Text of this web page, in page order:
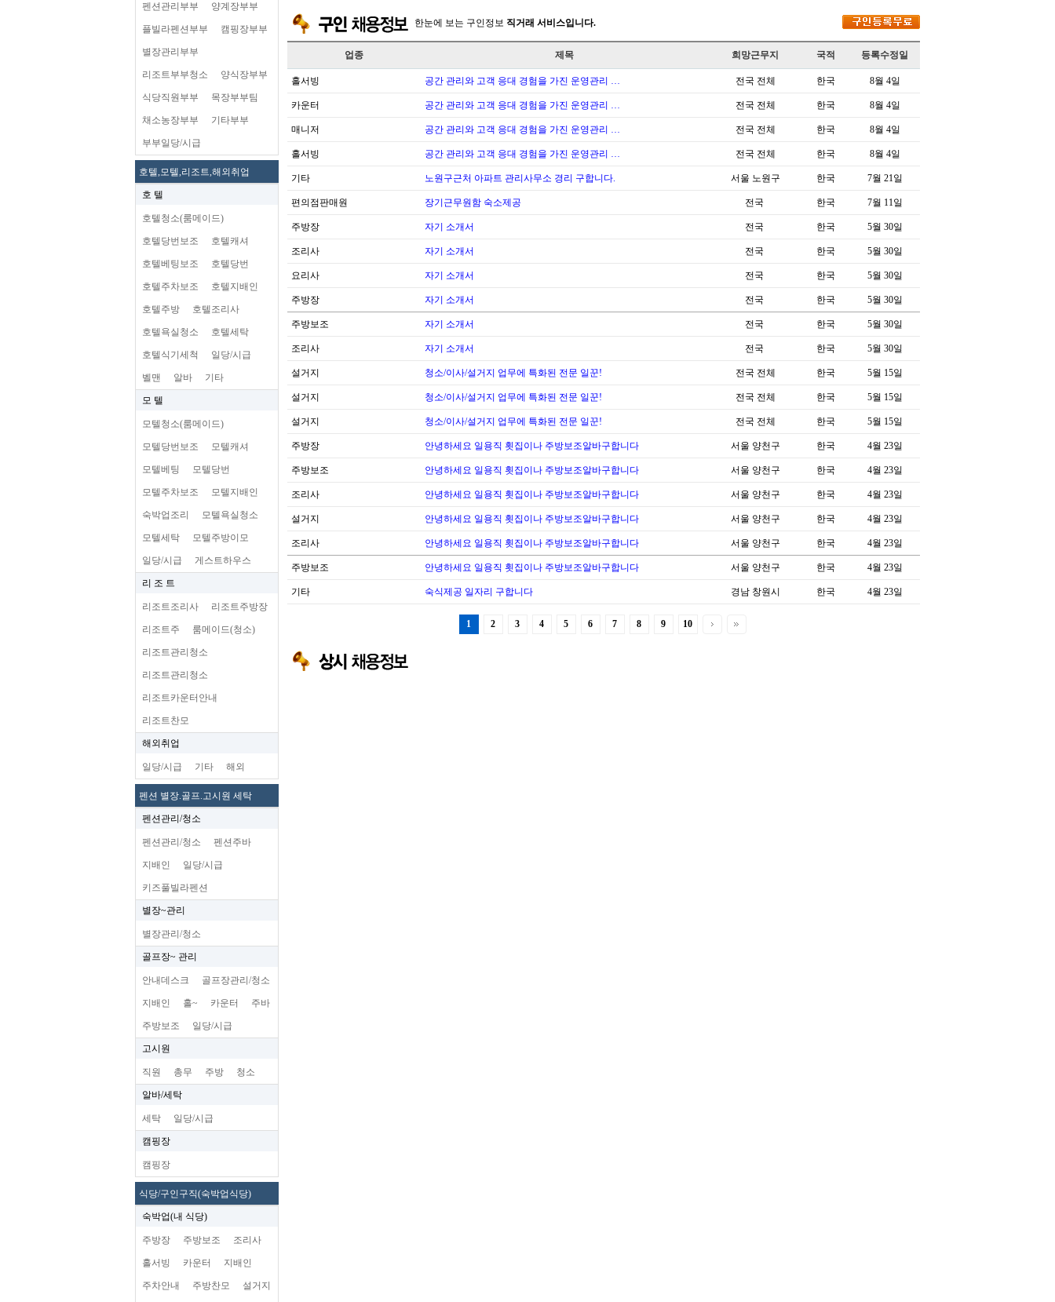
펜션관리부부 양계장부부
플빌라펜션부부 캠핑장부부
별장관리부부
리조트부부청소 양식장부부
식당직원부부 목장부부팀
채소농장부부 기타부부
부부일당/시급
호텔,모텔,리조트,해외취업
호 텔
호텔청소(룸메이드)
호텔당번보조 호텔캐셔
호텔베팅보조 호텔당번
호텔주차보조 호텔지배인
호텔주방 호텔조리사
호텔욕실청소 호텔세탁
호텔식기세척 일당/시급
벨맨 알바 기타
모 텔
모텔청소(룸메이드)
모텔당번보조 모텔캐셔
모텔베팅 모텔당번
모텔주차보조 모텔지배인
숙박업조리 모텔욕실청소
모텔세탁 모텔주방이모
일당/시급 게스트하우스
리 조 트
리조트조리사 리조트주방장
리조트주 룸메이드(청소)
리조트관리청소
리조트관리청소
리조트카운터안내
리조트찬모
해외취업
일당/시급 기타 해외
펜션 별장.골프.고시원 세탁
펜션관리/청소
펜션관리/청소 펜션주바
지배인 일당/시급
키즈풀빌라펜션
별장~관리
별장관리/청소
골프장~ 관리
안내데스크 골프장관리/청소
지배인 홀~ 카운터 주바
주방보조 일당/시급
고시원
직원 총무 주방 청소
알바/세탁
세탁 일당/시급
캠핑장
캠핑장
식당/구인구직(숙박업식당)
숙박업(내 식당)
주방장 주방보조 조리사
홀서빙 카운터 지배인
주차안내 주방찬모 설거지
한눈에 보는 구인정보 직거래 서비스입니다.
업종 제목 희망근무지 국적 등록수정일
홀서빙 공간 관리와 고객 응대 경험을 가진 운영관리 … 전국 전체 한국 8월 4일
카운터 공간 관리와 고객 응대 경험을 가진 운영관리 … 전국 전체 한국 8월 4일
매니저 공간 관리와 고객 응대 경험을 가진 운영관리 … 전국 전체 한국 8월 4일
홀서빙 공간 관리와 고객 응대 경험을 가진 운영관리 … 전국 전체 한국 8월 4일
기타 노원구근처 아파트 관리사무소 경리 구합니다. 서울 노원구 한국 7월 21일
편의점판매원 장기근무원함 숙소제공 전국 한국 7월 11일
주방장 자기 소개서 전국 한국 5월 30일
조리사 자기 소개서 전국 한국 5월 30일
요리사 자기 소개서 전국 한국 5월 30일
주방장 자기 소개서 전국 한국 5월 30일
주방보조 자기 소개서 전국 한국 5월 30일
조리사 자기 소개서 전국 한국 5월 30일
설거지 청소/이사/설거지 업무에 특화된 전문 일꾼! 전국 전체 한국 5월 15일
설거지 청소/이사/설거지 업무에 특화된 전문 일꾼! 전국 전체 한국 5월 15일
설거지 청소/이사/설거지 업무에 특화된 전문 일꾼! 전국 전체 한국 5월 15일
주방장 안녕하세요 일용직 횟집이나 주방보조알바구합니다 서울 양천구 한국 4월 23일
주방보조 안녕하세요 일용직 횟집이나 주방보조알바구합니다 서울 양천구 한국 4월 23일
조리사 안녕하세요 일용직 횟집이나 주방보조알바구합니다 서울 양천구 한국 4월 23일
설거지 안녕하세요 일용직 횟집이나 주방보조알바구합니다 서울 양천구 한국 4월 23일
조리사 안녕하세요 일용직 횟집이나 주방보조알바구합니다 서울 양천구 한국 4월 23일
주방보조 안녕하세요 일용직 횟집이나 주방보조알바구합니다 서울 양천구 한국 4월 23일
기타 숙식제공 일자리 구합니다 경남 창원시 한국 4월 23일
1 2 3 4 5 6 7 8 9 10